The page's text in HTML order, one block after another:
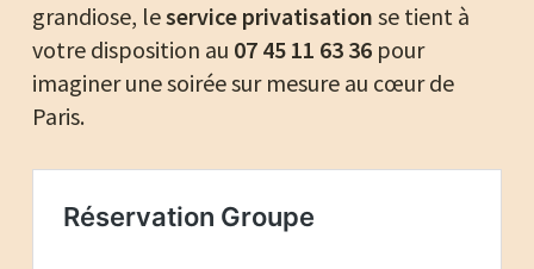
grandiose, leservice privatisation se tient à
votre disposition au 07 45 11 63 36pour
imaginer une soirée sur mesure au cœur de
Paris.